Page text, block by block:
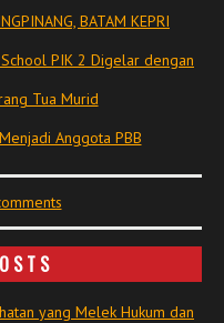
BATAM KEPRI
PIK 2 Digelar dengan
Tua Murid
Anggota PBB
yang Melek Hukum dan